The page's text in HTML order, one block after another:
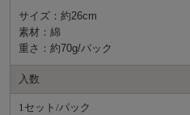
サイズ：約26cm
素材：綿
重さ：約70g/パック
入数
1セット/パック